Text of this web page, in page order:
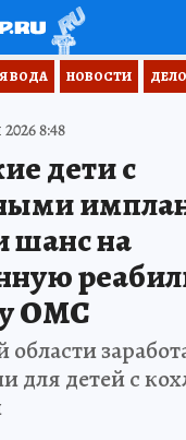
ВОДА НОВОСТИ
8:48
дети с
шанс на
ОМС
для детей с